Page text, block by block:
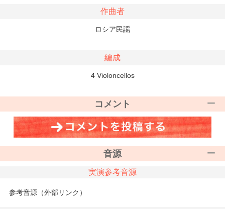
作曲者
ロシア民謡
編成
4 Violoncellos
コメント
音源
実演参考音源
参考音源（外部リンク）